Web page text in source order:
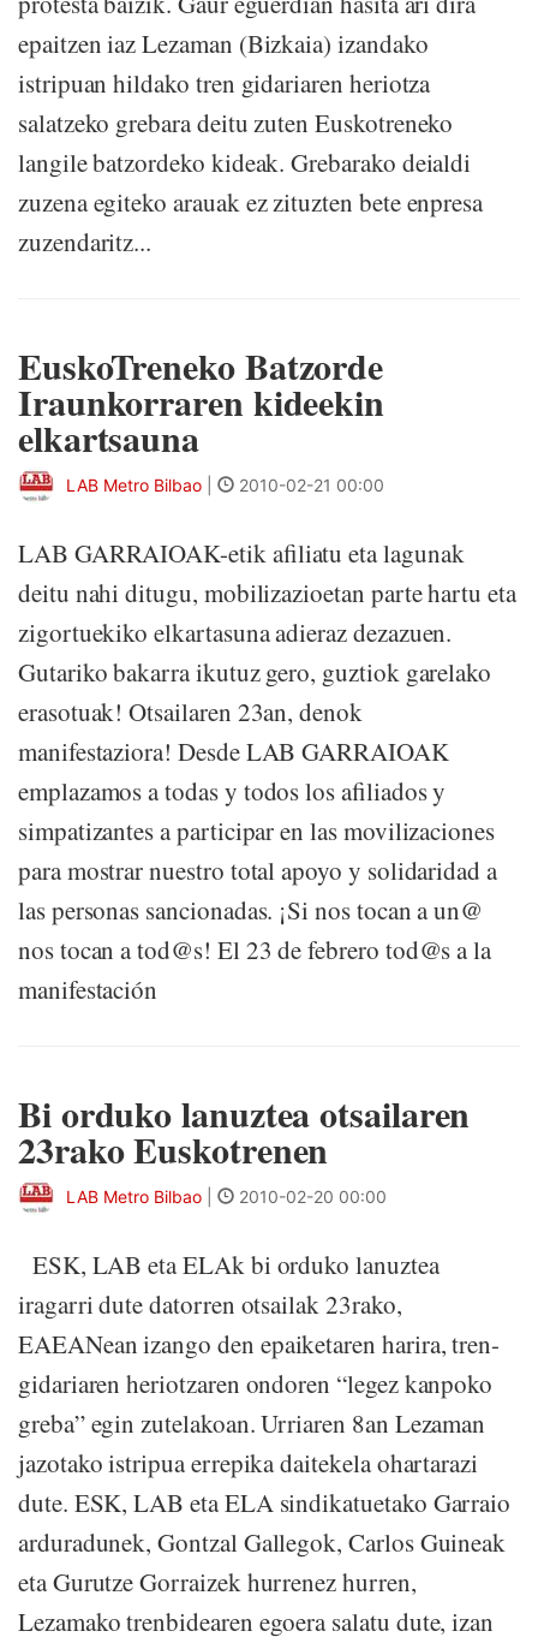
epaitzen iaz Lezaman (Bizkaia) izandako
istripuan hildako tren gidariaren heriotza
salatzeko grebara deitu zuten Euskotreneko
langile batzordeko kideak. Grebarako deialdi
zuzena egiteko arauak ez zituzten bete enpresa
zuzendaritz...
EuskoTreneko Batzorde
Iraunkorraren kideekin
elkartsauna
LAB Metro Bilbao 2010-02-21 00:00
LAB GARRAIOAK-etik afiliatu eta lagunak
deitu nahi ditugu, mobilizazioetan parte hartu eta
zigortuekiko elkartasuna adieraz dezazuen.
Gutariko bakarra ikutuz gero, guztiok garelako
erasotuak! Otsailaren 23an, denok
manifestaziora! Desde LAB GARRAIOAK
emplazamos a todas y todos los afiliados y
simpatizantes a participar en las movilizaciones
para mostrar nuestro total apoyo y solidaridad a
las personas sancionadas. ¡Si nos tocan a un@
nos tocan a tod@s! El 23 de febrero tod@s a la
manifestación
Bi orduko lanuztea otsailaren
23rako Euskotrenen
LAB Metro Bilbao 2010-02-20 00:00
ESK, LAB eta ELAk bi orduko lanuztea
iragarri dute datorren otsailak 23rako,
EAEANean izango den epaiketaren harira, tren-
gidariaren heriotzaren ondoren “legez kanpoko
greba” egin zutelakoan. Urriaren 8an Lezaman
jazotako istripua errepika daitekela ohartarazi
dute. ESK, LAB eta ELA sindikatuetako Garraio
arduradunek, Gontzal Gallegok, Carlos Guineak
eta Gurutze Gorraizek hurrenez hurren,
Lezamako trenbidearen egoera salatu dute, izan